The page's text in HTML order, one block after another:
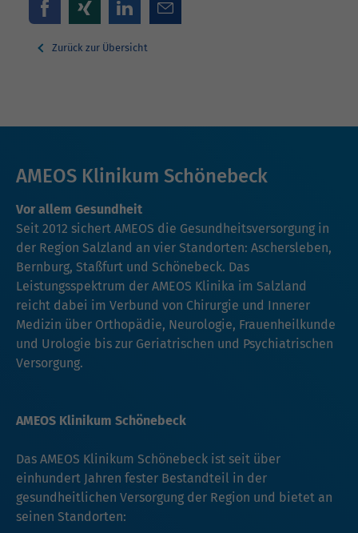
Zurück zur Übersicht
AMEOS Klinikum Schönebeck
Vor allem Gesundheit
Seit 2012 sichert AMEOS die Gesundheitsversorgung in
der Region Salzland an vier Standorten: Aschersleben,
Bernburg, Staßfurt und Schönebeck. Das
Leistungsspektrum der AMEOS Klinika im Salzland
reicht dabei im Verbund von Chirurgie und Innerer
Medizin über Orthopädie, Neurologie, Frauenheilkunde
und Urologie bis zur Geriatrischen und Psychiatrischen
Versorgung.
AMEOS Klinikum Schönebeck
Das AMEOS Klinikum Schönebeck ist seit über
einhundert Jahren fester Bestandteil in der
gesundheitlichen Versorgung der Region und bietet an
seinen Standorten: